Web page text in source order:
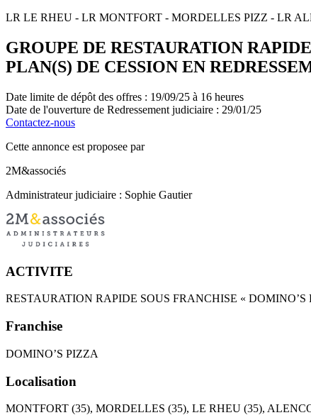
LR LE RHEU - LR MONTFORT - MORDELLES PIZZ - LR
GROUPE DE RESTAURATION
PLAN(S) DE CESSION EN
Date limite de dépôt des offres : 19/09/25 à 16 heures
Date de l'ouverture de Redressement judiciaire : 29/01/25
Contactez-nous
Cette annonce est proposee par
2M&associés
Administrateur judiciaire : Sophie Gautier
ACTIVITE
RESTAURATION RAPIDE SOUS FRANCHISE « DOMINO’S
Franchise
DOMINO’S PIZZA
Localisation
MONTFORT (35), MORDELLES (35), LE RHEU (35),